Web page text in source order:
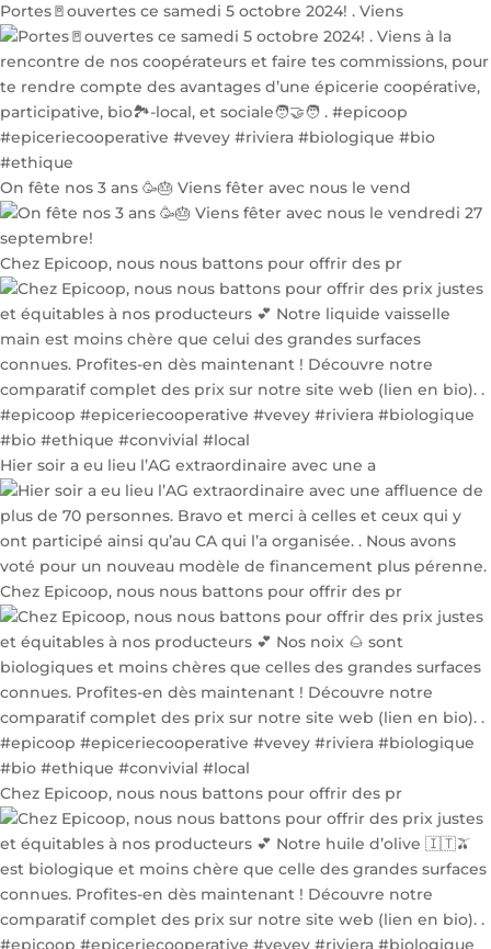
Portes🚪ouvertes ce samedi 5 octobre 2024! . Viens
On fête nos 3 ans 🥳🎂 Viens fêter avec nous le vend
Chez Epicoop, nous nous battons pour offrir des pr
Hier soir a eu lieu l’AG extraordinaire avec une a
Chez Epicoop, nous nous battons pour offrir des pr
Chez Epicoop, nous nous battons pour offrir des pr